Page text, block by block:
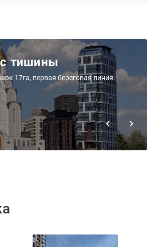
тишины
17га, первая береговая линия.